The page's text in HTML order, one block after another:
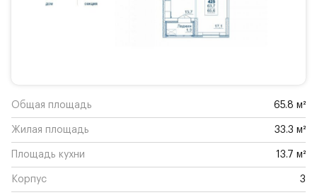
Общая площадь 65.8 м²
Жилая площадь 33.3 м²
Площадь кухни 13.7 м²
Корпус 3